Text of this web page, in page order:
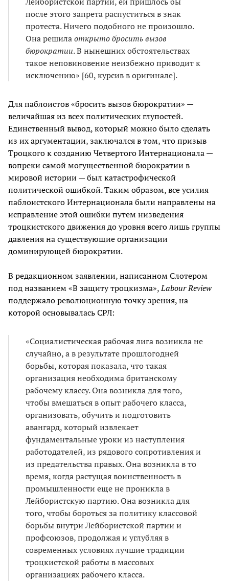
после этого запрета распуститься в знак
протеста. Ничего подобного не произошло.
Она решилаоткрыто бросить вызов
бюрократии. В нынешних обстоятельствах
такое неповиновение неизбежно приводит к
исключению» [60, курсив в оригинале].
Для паблоистов «бросить вызов бюрократии» —
величайшая из всех политических глупостей.
Единственный вывод, который можно было сделать
из их аргументации, заключался в том, что призыв
Троцкого к созданию Четвертого Интернационала —
вопреки самой могущественной бюрократии в
мировой истории — был катастрофической
политической ошибкой. Таким образом, все усилия
паблоистского Интернационала были направлены на
исправление этой ошибки путем низведения
троцкистского движения до уровня всего лишь группы
давления на существующие организации
доминирующей бюрократии.
В редакционном заявлении, написанном Слотером
под названием «В защиту троцкизма»,Labour Review
поддержало революционную точку зрения, на
которой основывалась СРЛ:
«Социалистическая рабочая лига возникла не
случайно, а в результате прошлогодней
борьбы, которая показала, что такая
организация необходима британскому
рабочему классу. Она возникла для того,
чтобы вмешаться в опыт рабочего класса,
организовать, обучить и подготовить
авангард, который извлекает
фундаментальные уроки из наступления
работодателей, из рядового сопротивления и
из предательства правых. Она возникла в то
время, когда растущая воинственность в
промышленности еще не проникла в
Лейбористскую партию. Она возникла для
того, чтобы бороться за политику классовой
борьбы внутри Лейбористской партии и
профсоюзов, продолжая и углубляя в
современных условиях лучшие традиции
троцкистской работы в массовых
организациях рабочего класса.